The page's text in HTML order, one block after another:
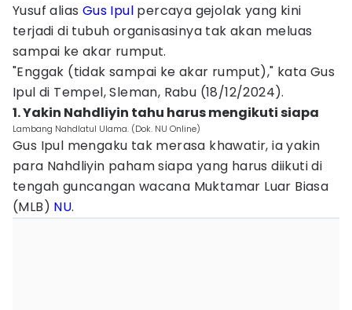
Yusuf alias Gus Ipul percaya gejolak yang kini
terjadi di tubuh organisasinya tak akan meluas
sampai ke akar rumput.
"Enggak (tidak sampai ke akar rumput)," kata Gus
Ipul di Tempel, Sleman, Rabu (18/12/2024).
1. Yakin Nahdliyin tahu harus mengikuti siapa
Lambang Nahdlatul Ulama. (Dok. NU Online)
Gus Ipul mengaku tak merasa khawatir, ia yakin
para Nahdliyin paham siapa yang harus diikuti di
tengah guncangan wacana Muktamar Luar Biasa
(MLB) NU.